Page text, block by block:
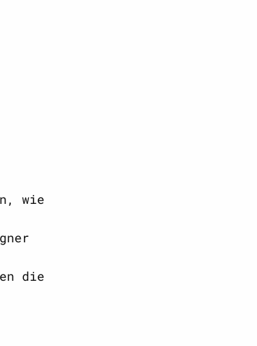
wie
die